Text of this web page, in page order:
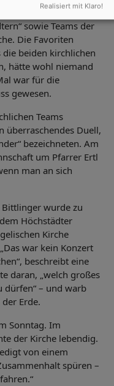
Feuerwehr bis hin zu
sowie Teams der
Die Favoriten
die beiden kirchlichen
hätte wohl niemand
war für die
gewesen.
Teams
überraschendes Duell,
bezeichneten. Am
um Pfarrer Ertl
man an sich
wurde zu
Höchstädter
Kirche
war kein Konzert
beschreibt eine
daran, „welch großes
dürfen“ – und warb
Erde.
Sonntag. Im
der Kirche lebendig.
von einem
spüren –
Realisiert mit Klaro!